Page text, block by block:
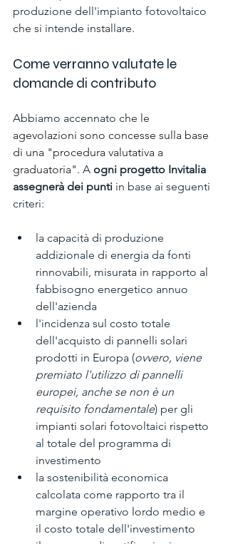
produzione dell'impianto fotovoltaico
che si intende installare.
Come verranno valutate le
domande di contributo
Abbiamo accennato che le
agevolazioni sono concesse sulla base
di una "procedura valutativa a
graduatoria". A ogni progetto Invitalia
assegnerà dei punti in base ai seguenti
criteri:
la capacità di produzione
addizionale di energia da fonti
rinnovabili, misurata in rapporto al
fabbisogno energetico annuo
dell'azienda
l'incidenza sul costo totale
dell'acquisto di pannelli solari
prodotti in Europa (ovvero, viene
premiato l'utilizzo di pannelli
europei, anche se non è un
requisito fondamentale) per gli
impianti solari fotovoltaici rispetto
al totale del programma di
investimento
la sostenibilità economica
calcolata come rapporto tra il
margine operativo lordo medio e
il costo totale dell'investimento